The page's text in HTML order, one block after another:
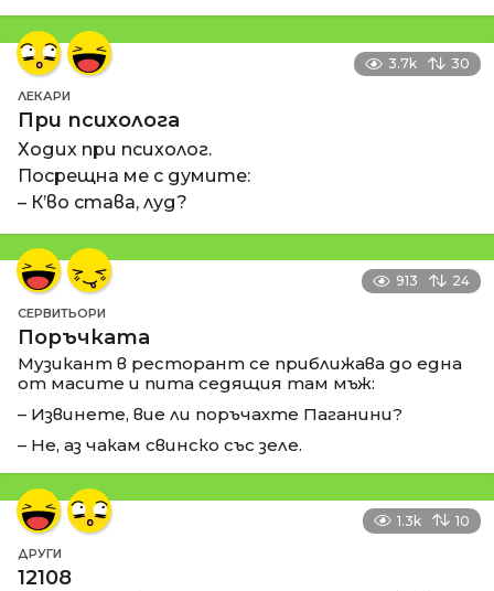
3.7k 30
ЛЕКАРИ
При психолога
Ходих при психолог.
Посрещна ме с думите:
– К’во става, луд?
913 24
СЕРВИТЬОРИ
Поръчката
Музикант в ресторант се приближава до една
от масите и пита седящия там мъж:
– Извинете, вие ли поръчахте Паганини?
– Не, аз чакам свинско със зеле.
1.3k 10
ДРУГИ
12108